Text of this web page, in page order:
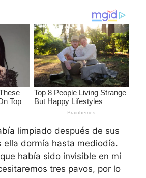
limpiado después de sus
ella dormía hasta mediodía.
había sido invisible en mi
tres pavos, por lo